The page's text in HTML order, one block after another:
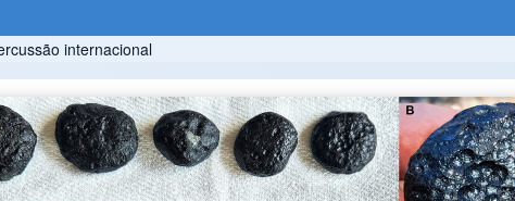
internacional